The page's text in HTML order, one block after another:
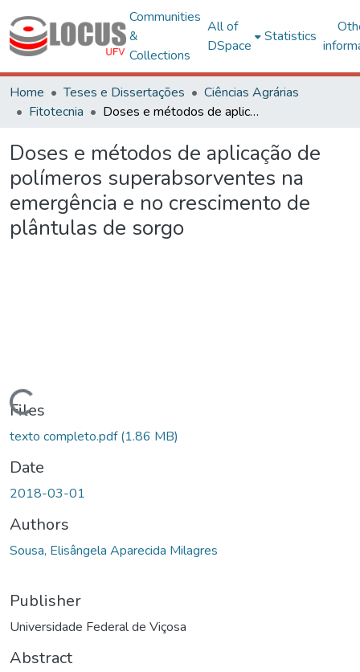
Communities
&
Collections
All of
DSpace
Statistics
Home Teses e Dissertações
Ciências Agrárias
Fitotecnia
Doses e métodos de aplicação de polímeros superabsorventes na emergência e no crescimento de plântulas de sorgo
Doses e métodos de aplicação de
polímeros superabsorventes na
emergência e no crescimento de
plântulas de sorgo
Files
texto completo.pdf(1.86 MB)
Date
2018-03-01
Authors
Sousa, Elisângela Aparecida Milagres
Publisher
Universidade Federal de Viçosa
Abstract